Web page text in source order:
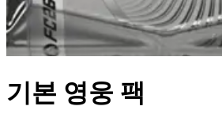
기본 영웅 팩